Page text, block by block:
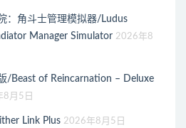
：角斗士管理模拟器/Ludus
Manager Simulator 2026年8
/Beast of Reincarnation – Deluxe
8月5日
Link Plus 2026年8月5日